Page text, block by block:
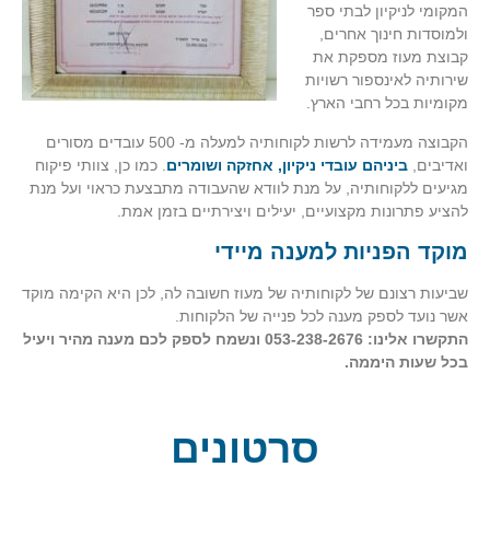
המקומי לניקיון לבתי ספר
ולמוסדות חינוך אחרים,
קבוצת מעוז מספקת את
שירותיה לאינספור רשויות
מקומיות בכל רחבי הארץ.
הקבוצה מעמידה לרשות לקוחותיה למעלה מ- 500 עובדים מסורים
ואדיבים, ביניהם עובדי ניקיון, אחזקה ושומרים . כמו כן, צוותי פיקוח
מגיעים ללקוחותיה, על מנת לוודא שהעבודה מתבצעת כראוי ועל מנת
להציע פתרונות מקצועיים, יעילים ויצירתיים בזמן אמת.
מוקד הפניות למענה מיידי
שביעות רצונם של לקוחותיה של מעוז חשובה לה, לכן היא הקימה מוקד
אשר נועד לספק מענה לכל פנייה של הלקוחות.
התקשרו אלינו: 053-238-2676
ונשמח לספק לכם מענה מהיר ויעיל
בכל שעות היממה.
סרטונים